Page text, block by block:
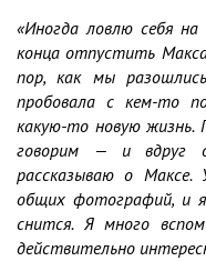
«Иногда ловлю себя
конца отпустить
пор, как мы
пробовала с кем-то
какую-то новую
говорим — и вдруг
рассказываю о Максе.
общих фотографий, и
снится. Я много
действительно